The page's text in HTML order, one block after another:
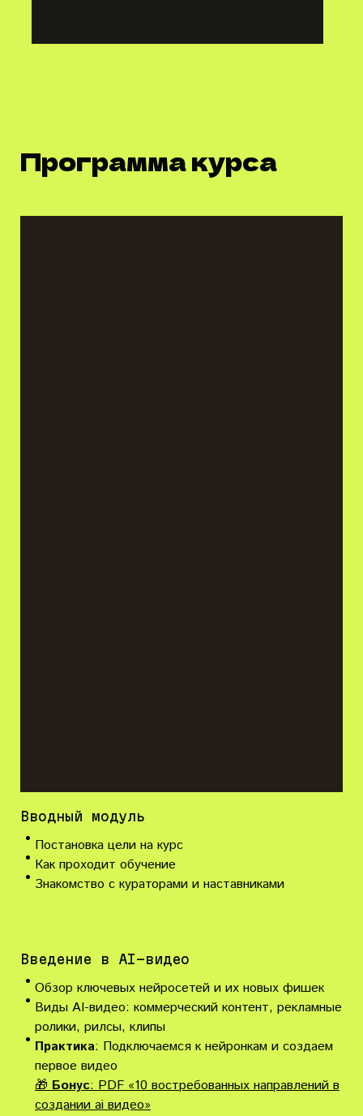
Программа курса
Вводный модуль
Постановка цели на курс
Как проходит обучение
Знакомство с кураторами и наставниками
Введение в AI-видео
Обзор ключевых нейросетей и их новых фишек
Виды AI-видео: коммерческий контент, рекламные
ролики, рилсы, клипы
Практика: Подключаемся к нейронкам и создаем
первое видео
🎁Бонус: PDF «10 востребованных направлений в
создании ai видео»